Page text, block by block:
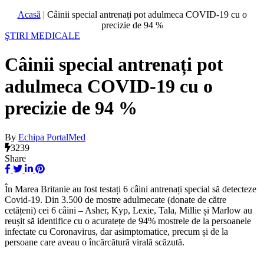
Acasă | Câinii special antrenați pot adulmeca COVID-19 cu o
precizie de 94 %
ŞTIRI MEDICALE
Câinii special antrenați pot
adulmeca COVID-19 cu o
precizie de 94 %
By Echipa PortalMed
3239
Share
În Marea Britanie au fost testați 6 câini antrenați special să detecteze
Covid-19. Din 3.500 de mostre adulmecate (donate de către
cetățeni) cei 6 câini – Asher, Kyp, Lexie, Tala, Millie și Marlow au
reușit să identifice cu o acuratețe de 94% mostrele de la persoanele
infectate cu Coronavirus, dar asimptomatice, precum și de la
persoane care aveau o încărcătură virală scăzută.